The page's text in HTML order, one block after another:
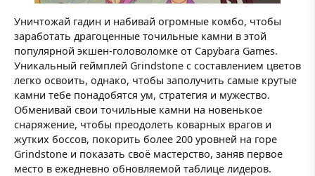
Уничтожай гадин и набивай огромные комбо, чтобы
заработать драгоценные точильные камни в этой
популярной экшен-головоломке от Capybara Games.
Уникальный геймплей Grindstone с составлением цветов
легко освоить, однако, чтобы заполучить самые крутые
камни тебе понадобятся ум, стратегия и мужество.
Обменивай свои точильные камни на новенькое
снаряжение, чтобы преодолеть коварных врагов и
жутких боссов, покорить более 200 уровней на горе
Grindstone и показать своё мастерство, заняв первое
место в ежедневно обновляемой таблице лидеров.